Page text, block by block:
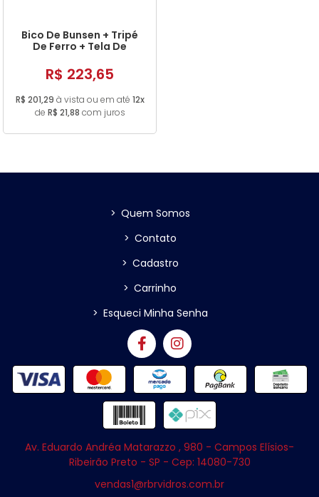
Bico De Bunsen + Tripé
De Ferro + Tela De
R$ 223,65
R$ 201,29 à vista ou em até 12x
de R$ 21,88 com juros
> Quem Somos
> Contato
> Cadastro
> Carrinho
> Esqueci Minha Senha
Av. Eduardo Andréa Matarazzo , 980 - Campos Elísios-
Ribeirão Preto - SP - Cep: 14080-730
vendas1@rbrvidros.com.br